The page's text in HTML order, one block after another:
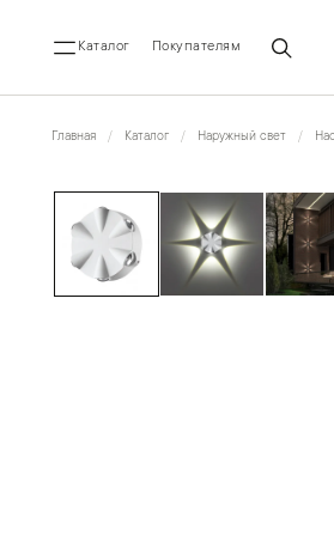
Каталог Покупателям
Главная Каталог Наружный свет